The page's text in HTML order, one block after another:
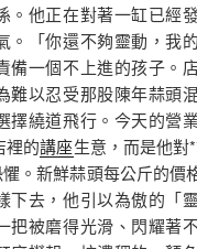
。他正在對著一缸已經
。「你還不夠靈動，我
備一個不上進的孩子。
難以忍受那股陳年蒜頭
擇繞道飛行。今天的營
裡的講座生意，而是他對
。新鮮蒜頭每公斤的價
下去，他引以為傲的「
把被磨得光滑、閃耀著